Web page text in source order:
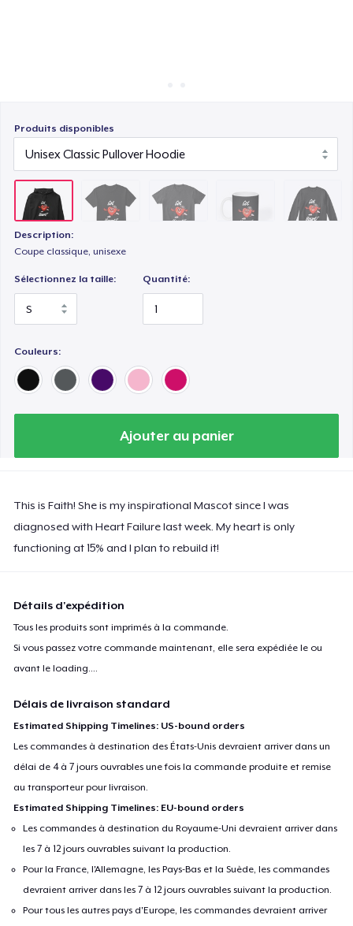
Produits disponibles
Description:
Coupe classique, unisexe
Sélectionnez la taille: Quantité:
Couleurs:
Ajouter au panier
This is Faith! She is my inspirational Mascot since I was
diagnosed with Heart Failure last week. My heart is only
functioning at 15% and I plan to rebuild it!
Détails d'expédition
Tous les produits sont imprimés à la commande.
Si vous passez votre commande maintenant, elle sera expédiée le ou
avant leloading....
Délais de livraison standard
Estimated Shipping Timelines: US-bound orders
Les commandes à destination des États-Unis devraient arriver dans un
délai de 4 à 7 jours ouvrables une fois la commande produite et remise
au transporteur pour livraison.
Estimated Shipping Timelines: EU-bound orders
Les commandes à destination du Royaume-Uni devraient arriver dans
les 7 à 12 jours ouvrables suivant la production.
Pour la France, l'Allemagne, les Pays-Bas et la Suède, les commandes
devraient arriver dans les 7 à 12 jours ouvrables suivant la production.
Pour tous les autres pays d'Europe, les commandes devraient arriver
Classic Long Sleeve Tee
Premium V-Neck Tee